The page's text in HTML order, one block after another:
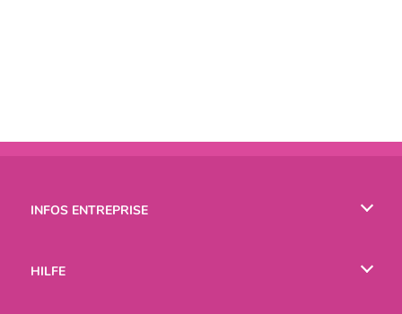
INFOS ENTREPRISE
HILFE